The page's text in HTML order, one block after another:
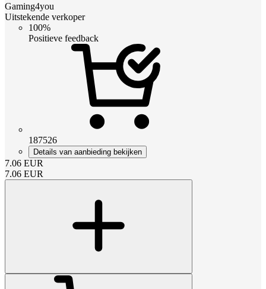
Gaming4you
Uitstekende verkoper
100%
Positieve feedback
187526
Details van aanbieding bekijken
7.06 EUR
7.06 EUR